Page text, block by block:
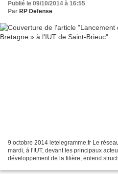
Publié le 09/10/2014 à 16:55
Par RP Defense
9 octobre 2014 letelegramme.fr Le
mardi, à l'IUT, devant les principaux
développement de la filière, entend